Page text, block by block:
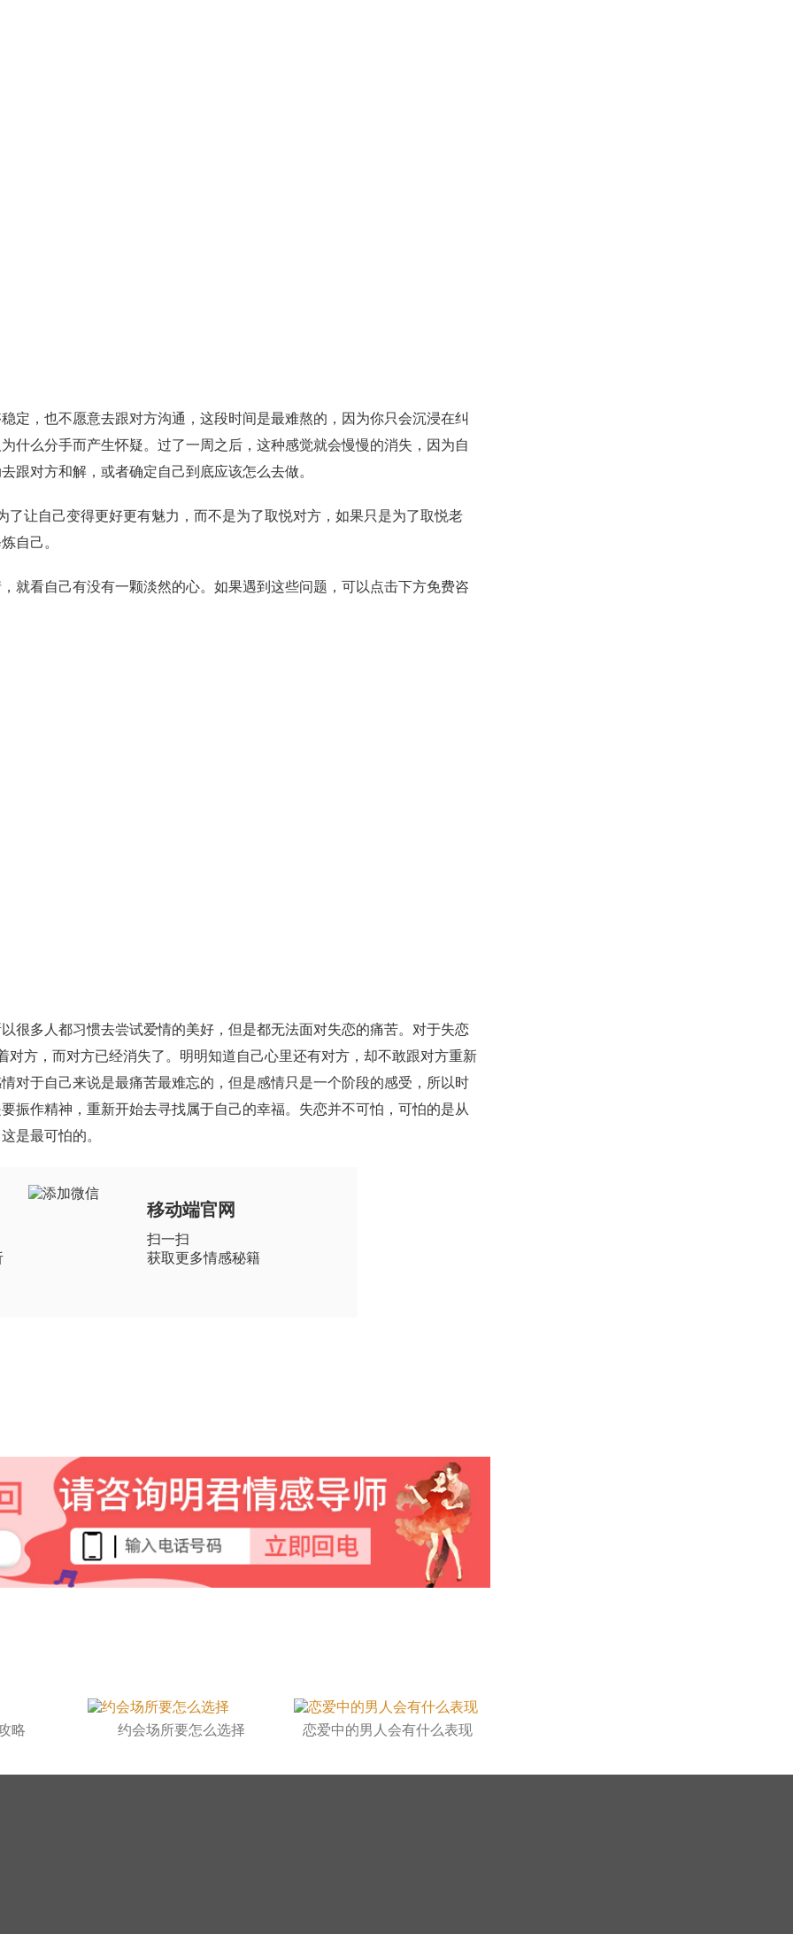
，也不愿意去跟对方沟通，这段时间是最难熬的，因为你只会沉浸在纠
什么分手而产生怀疑。过了一周之后，这种感觉就会慢慢的消失，因为自
跟对方和解，或者确定自己到底应该怎么去做。
自己变得更好更有魅力，而不是为了取悦对方，如果只是为了取悦老
自己。
看自己有没有一颗淡然的心。如果遇到这些问题，可以点击下方免费咨
多人都习惯去尝试爱情的美好，但是都无法面对失恋的痛苦。对于失恋
方，而对方已经消失了。明明知道自己心里还有对方，却不敢跟对方重新
对于自己来说是最痛苦最难忘的，但是感情只是一个阶段的感受，所以时
振作精神，重新开始去寻找属于自己的幸福。失恋并不可怕，可怕的是从
是最可怕的。
移动端官网
扫一扫
获取更多情感秘籍
略 约会场所要怎么选择 恋爱中的男人会有什么表现